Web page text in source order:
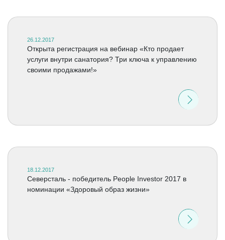
26.12.2017
Открыта регистрация на вебинар «Кто продает
услуги внутри санатория? Три ключа к управлению
своими продажами!»
18.12.2017
Северсталь - победитель People Investor 2017 в
номинации «Здоровый образ жизни»